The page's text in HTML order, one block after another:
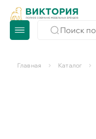
Главная Каталог